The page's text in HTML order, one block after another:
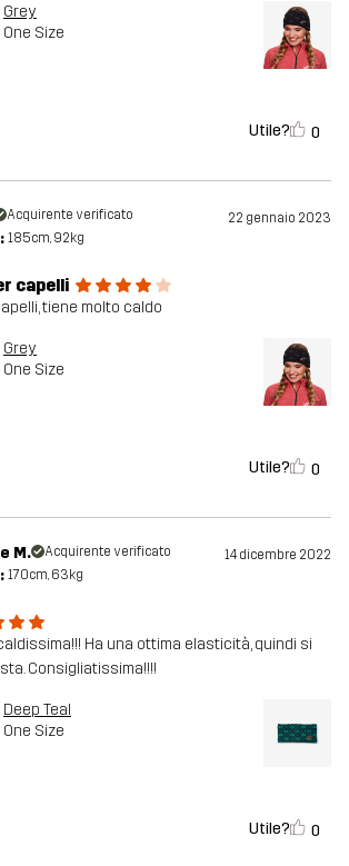
Grey
One Size
Utile? 0
Acquirente verificato 22 gennaio 2023
185cm, 92kg
capelli
tiene molto caldo
Grey
One Size
Utile? 0
M. Acquirente verificato 14 dicembre 2022
170cm, 63kg
Ha una ottima elasticità, quindi si
Consigliatissima!!!!
Deep Teal
One Size
Utile? 0